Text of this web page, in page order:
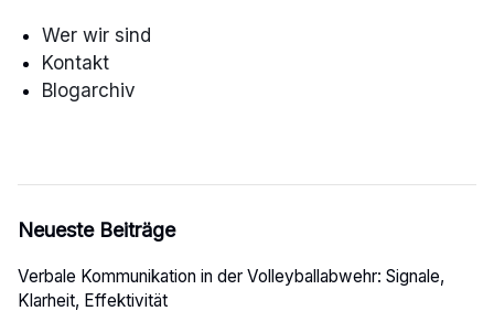
Wer wir sind
Kontakt
Blogarchiv
Neueste Beiträge
Verbale Kommunikation in der Volleyballabwehr: Signale,
Klarheit, Effektivität